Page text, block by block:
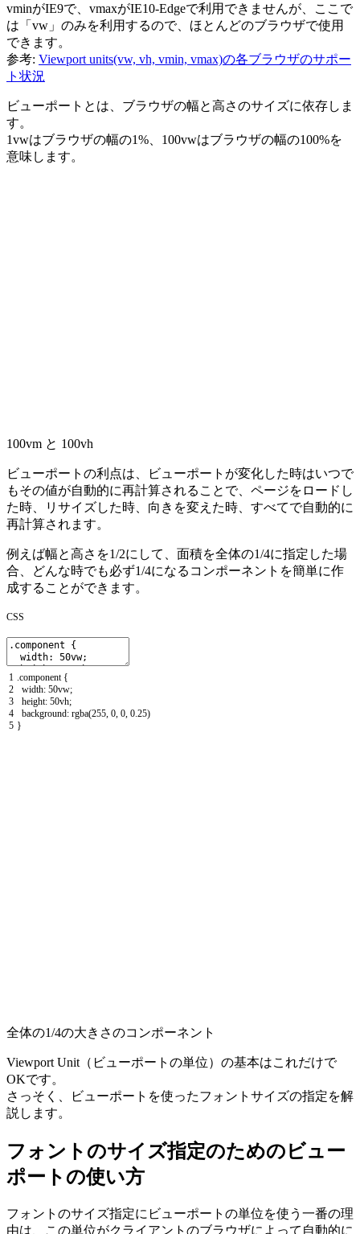
vminがIE9で、vmaxがIE10-Edgeで利用できませんが、ここで
は「vw」のみを利用するので、ほとんどのブラウザで使用
できます。
参考: Viewport units(vw, vh, vmin, vmax)の各ブラウザのサポー
ト状況
ビューポートとは、ブラウザの幅と高さのサイズに依存しま
す。
1vwはブラウザの幅の1%、100vwはブラウザの幅の100%を
意味します。
100vm と 100vh
ビューポートの利点は、ビューポートが変化した時はいつで
もその値が自動的に再計算されることで、ページをロードし
た時、リサイズした時、向きを変えた時、すべてで自動的に
再計算されます。
例えば幅と高さを1/2にして、面積を全体の1/4に指定した場
合、どんな時でも必ず1/4になるコンポーネントを簡単に作
成することができます。
CSS
1
2
3
4
5
.component {
width: 50vw;
height: 50vh;
background: rgba(255, 0, 0, 0.25)
}
全体の1/4の大きさのコンポーネント
Viewport Unit（ビューポートの単位）の基本はこれだけで
OKです。
さっそく、ビューポートを使ったフォントサイズの指定を解
説します。
フォントのサイズ指定のためのビュー
ポートの使い方
フォントのサイズ指定にビューポートの単位を使う一番の理
由は、この単位がクライアントのブラウザによって自動的に